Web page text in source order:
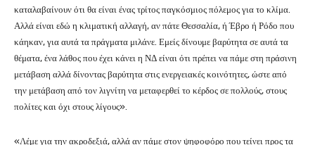
καταλαβαίνουν ότι θα είναι ένας τρίτος παγκόσμιος πόλεμος για το κλίμα.
Αλλά είναι εδώ η κλιματική αλλαγή, αν πάτε Θεσσαλία, ή Έβρο ή Ρόδο που
κάηκαν, για αυτά τα πράγματα μιλάνε. Εμείς δίνουμε βαρύτητα σε αυτά τα
θέματα, ένα λάθος που έχει κάνει η ΝΔ είναι ότι πρέπει να πάμε στη πράσινη
μετάβαση αλλά δίνοντας βαρύτητα στις ενεργειακές κοινότητες, ώστε από
την μετάβαση από τον λιγνίτη να μεταφερθεί το κέρδος σε πολλούς, στους
πολίτες και όχι στους λίγους».
«Λέμε για την ακροδεξιά, αλλά αν πάμε στον ψηφοφόρο που τείνει προς τα